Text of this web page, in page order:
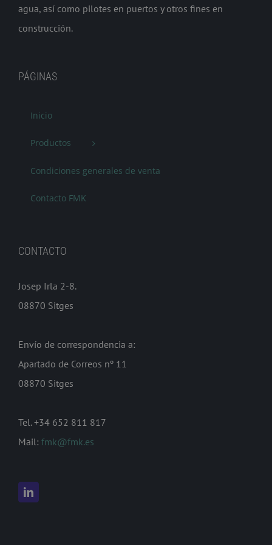
agua, así como pilotes en puertos y otros fines en
construcción.
PÁGINAS
Inicio
Productos
Condiciones generales de venta
Contacto FMK
CONTACTO
Josep Irla 2-8.
08870 Sitges
Envío de correspondencia a:
Apartado de Correos nº 11
08870 Sitges
Tel. +34 652 811 817
Mail: fmk@fmk.es